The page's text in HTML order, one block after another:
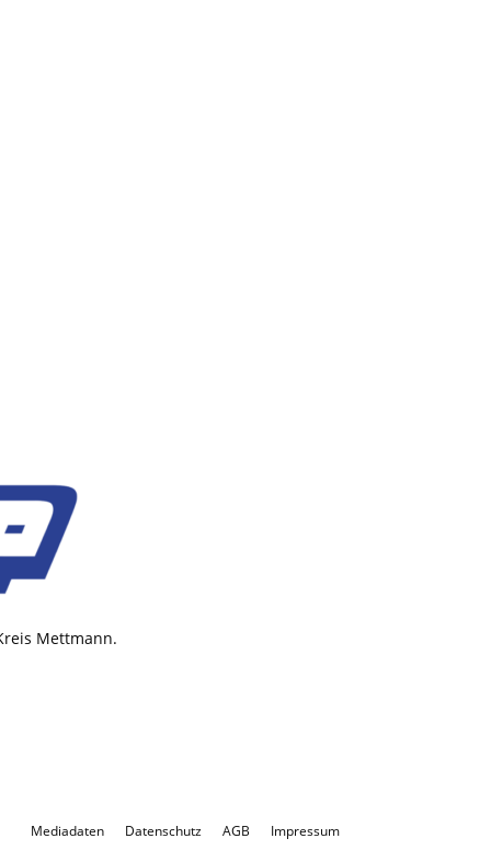
Mettmann.
Mediadaten Datenschutz AGB Impressum